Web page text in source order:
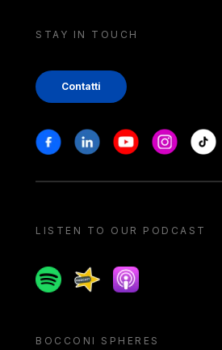
STAY IN TOUCH
Contatti
Stay in touch
FacebookLinkedinYoutubeInstagram
Tiktok
LISTEN TO OUR PODCAST
SpotifySpreakerApple podcast
BOCCONI SPHERES